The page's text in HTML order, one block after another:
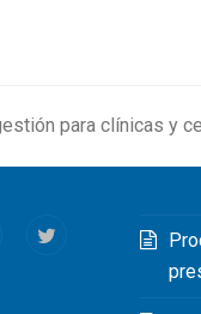
para clínicas y
Twitter